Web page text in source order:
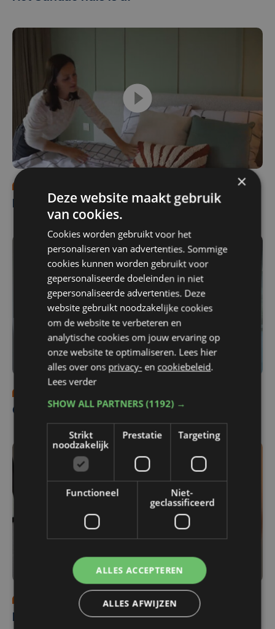
Finishing touch in het Sundae Huis
Ontwerp van de keuken
Programma's za 26 augustus 2023 | 08:00
Meubels en verlichting
×
Deze website maakt gebruik
van cookies.
Cookies worden gebruikt voor het
personaliseren van advertenties. Sommige
cookies kunnen worden gebruikt voor
gepersonaliseerde doeleinden in niet
gepersonaliseerde advertenties. Deze
website gebruikt noodzakelijke cookies
om de website te verbeteren en
analytische cookies om jouw ervaring op
onze website te optimaliseren. Lees hier
alles over ons privacy- en cookiebeleid.
Lees verder
SHOW ALL PARTNERS(1192) →
Strikt
noodzakelijk
Prestatie Targeting
Functioneel
Niet-
geclassificeerd
ALLES ACCEPTEREN
ALLES AFWIJZEN